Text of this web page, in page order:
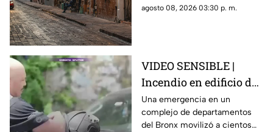
Corregidora, pero los
agosto 08, 2026 03:30 p. m.
VIDEO SENSIBLE |
Incendio en edificio de
Nueva York deja un
mu3rto y 14 heridos
Una emergencia en un
complejo de departamentos
del Bronx movilizó a cientos